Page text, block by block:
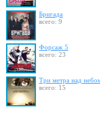
Бригада
всего: 9
Форсаж 5
всего: 23
Три метра над
всего: 15